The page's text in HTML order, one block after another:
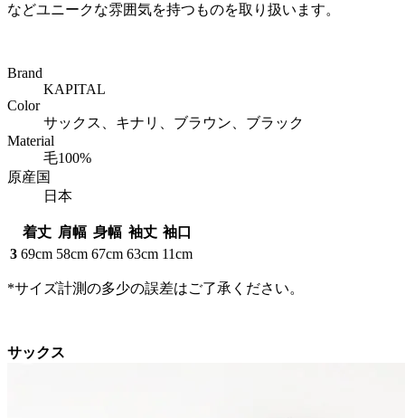
などユニークな雰囲気を持つものを取り扱います。
Brand
KAPITAL
Color
サックス、キナリ、ブラウン、ブラック
Material
毛100%
原産国
日本
着丈 肩幅 身幅 袖丈 袖口
3 69cm 58cm 67cm 63cm 11cm
*サイズ計測の多少の誤差はご了承ください。
サックス